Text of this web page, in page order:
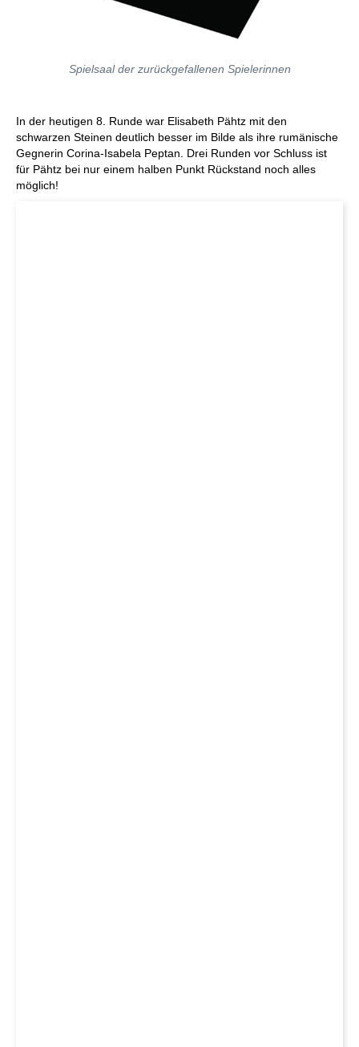
Spielsaal der zurückgefallenen Spielerinnen
In der heutigen 8. Runde war Elisabeth Pähtz mit den
schwarzen Steinen deutlich besser im Bilde als ihre rumänische
Gegnerin Corina-Isabela Peptan. Drei Runden vor Schluss ist
für Pähtz bei nur einem halben Punkt Rückstand noch alles
möglich!